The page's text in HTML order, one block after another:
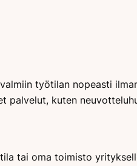
työtilan nopeasti
palvelut, kuten
tai oma toimisto